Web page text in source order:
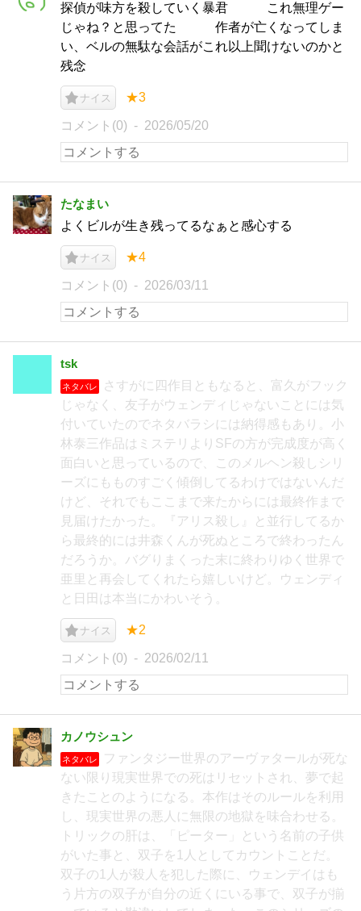
探偵が味方を殺していく暴君 これ無理ゲー
じゃね？と思ってた 作者が亡くなってしま
い、ベルの無駄な会話がこれ以上聞けないのかと
残念
ナイス ★3
コメント(0) 2026/05/20
たなまい
よくビルが生き残ってるなぁと感心する
ナイス ★4
コメント(0) 2026/03/11
tsk
ネタバレ
さすがに四作目ともなると、富久がフック
じゃなく、友子がウェンディじゃないことには気
付いていたのでネタバラシには納得感もあり。小
林泰三作品はミステリよりSFの方が完成度が高く
面白いと思っているので、このメルヘン殺しシリ
ーズにもものすごく傾倒してるわけではないんだ
けど、それでもここまで来たからには最終作まで
見届けたかった。『アリス殺し』と並行してるか
ら最終的には井森くんが死ぬところで終わったん
だろうか。バグりまくった末に終わりゆく世界で
亜里と再会してくれたら嬉しいけど。ウェンディ
と日田は本当にかわいそう。
ナイス ★2
コメント(0) 2026/02/11
カノウシュン
ネタバレ
ファンタジー世界のアーヴァタールが死な
ない限り現実世界での死はリセットされ、夢で起
きたことのようになる。本作はそのルールを利用
し、現実世界の悪人に無限の地獄を味合わせる。
トリックの肝は、「ピーター」という名前の子供
がいた事と、双子を1人としてカウントことだ。
双子の1人が殺人を犯した際に、ウェンデイはも
う片方の双子が自分の近くにいる事で、双子が揃